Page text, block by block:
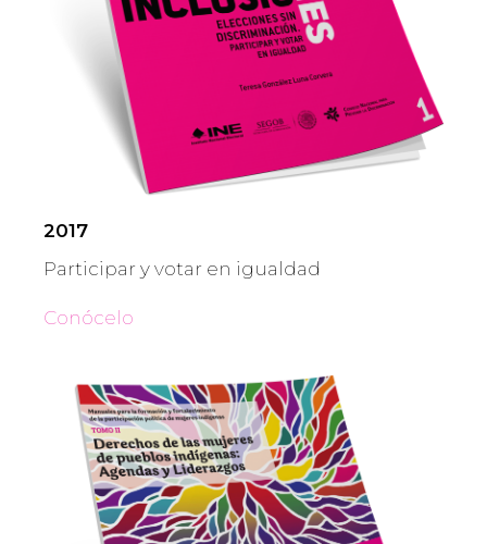
2017
Participar y votar en igualdad
Conócelo